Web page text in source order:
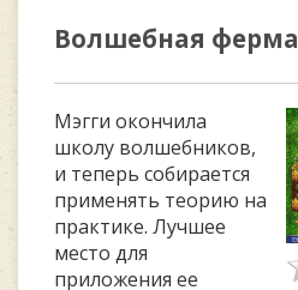
Волшебная ферма
Мэгги окончила
школу волшебников,
и теперь собирается
применять теорию на
практике. Лучшее
место для
приложения ее